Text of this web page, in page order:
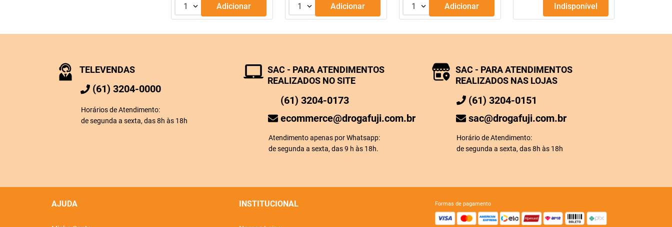
1 Adicionar 1 Adicionar 1 Adicionar Indisponível
TELEVENDAS
(61) 3204-0000
Horários de Atendimento:
de segunda a sexta, das 8h às 18h
SAC - PARA ATENDIMENTOS
REALIZADOS NO SITE
(61) 3204-0173
ecommerce@drogafuji.com.br
Atendimento apenas por Whatsapp:
de segunda a sexta, das 9 h às 18h.
SAC - PARA ATENDIMENTOS
REALIZADOS NAS LOJAS
(61) 3204-0151
sac@drogafuji.com.br
Horário de Atendimento:
de segunda a sexta, das 8h às 18h
AJUDA INSTITUCIONAL formas de pagamento